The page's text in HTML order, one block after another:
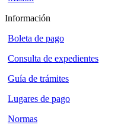
Información
Boleta de pago
Consulta de expedientes
Guía de trámites
Lugares de pago
Normas